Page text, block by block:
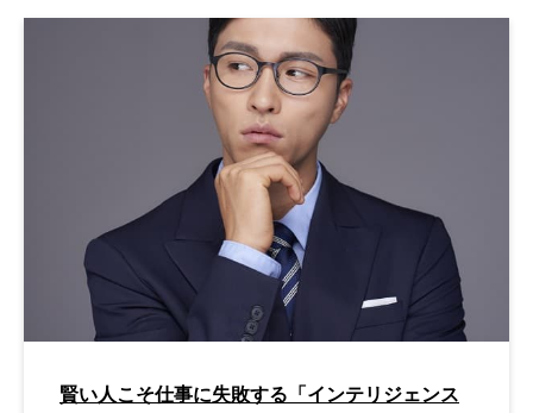
賢い人こそ仕事に失敗する「インテリジェンス